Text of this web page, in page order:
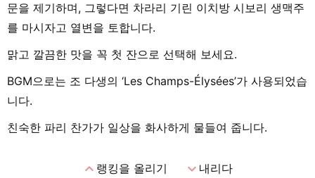
문을 제기하며, 그렇다면 차라리 기린 이치방 시보리 생맥주
를 마시자고 열변을 토합니다.
맑고 깔끔한 맛을 꼭 첫 잔으로 선택해 보세요.
BGM으로는 조 다생의 ‘Les Champs-Élysées’가 사용되었습
니다.
친숙한 파리 찬가가 일상을 화사하게 물들여 줍니다.
expand_less랭킹을 올리기 expand_more내리다